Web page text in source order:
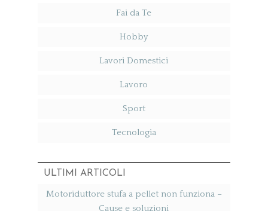
Fai da Te
Hobby
Lavori Domestici
Lavoro
Sport
Tecnologia
ULTIMI ARTICOLI
Motoriduttore stufa a pellet non funziona​ –
Cause e soluzioni